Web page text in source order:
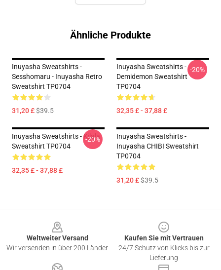
Ähnliche Produkte
Inuyasha Sweatshirts -
Sesshomaru - Inuyasha Retro
Sweatshirt TP0704
31,20 £$39.5
Inuyasha Sweatshirts -
Demidemon Sweatshirt
TP0704
32,35 £ - 37,88 £
-20%
Inuyasha Sweatshirts - Kilala
Sweatshirt TP0704
32,35 £ - 37,88 £
-20%
Inuyasha Sweatshirts -
Inuyasha CHIBI Sweatshirt
TP0704
31,20 £$39.5
Weltweiter Versand
Wir versenden in über 200 Länder
Kaufen Sie mit Vertrauen
24/7 Schutz von Klicks bis zur
Lieferung